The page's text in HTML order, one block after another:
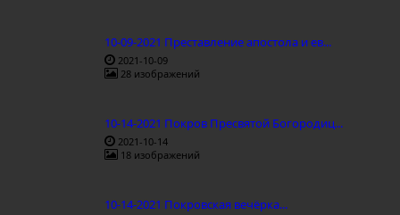
10-09-2021 Преставление апостола и ев...
2021-10-09
28 изображений
10-14-2021 Покров Пресвятой Богородиц...
2021-10-14
18 изображений
10-14-2021 Покровская вечёрка...